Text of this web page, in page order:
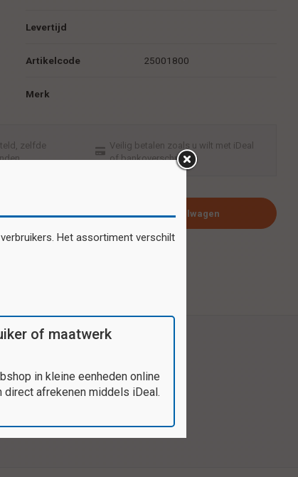
Levertijd
Artikelcode 25001800
Merk
zelfde
Veilig betalen zoals u wilt met iDeal
of bankoverschrijving
Plaats in winkelwagen
Het assortiment verschilt
of maatwerk
in kleine eenheden online
direct afrekenen middels iDeal.